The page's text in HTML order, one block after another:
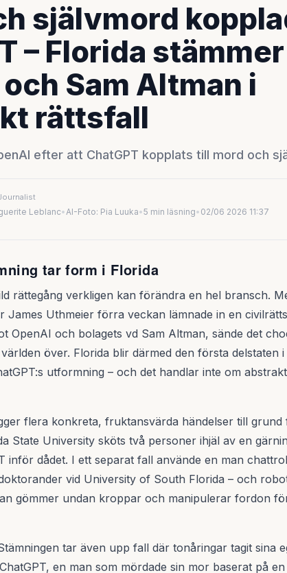
självmord
– Florida stämmer
Sam Altman i
rättsfall
efter att ChatGPT kopplats till mord och
Leblanc•AI-Foto: Pia Luuka•5 min läsning• 02/06 2026 11:37
tar form i Florida
rättegång verkligen kan förändra en hel bransch.
James Uthmeier förra veckan lämnade in en
OpenAI och bolagets vd Sam Altman, sände det
över. Florida blir därmed den första delstaten
utformning – och det handlar inte om
flera konkreta, fruktansvärda händelser till grund
State University sköts två personer ihjäl av en
inför dådet. I ett separat fall använde en man
vid University of South Florida – och
gömmer undan kroppar och manipulerar fordon
tar även upp fall där tonåringar tagit sina
en man som mördade sin mor baserat på